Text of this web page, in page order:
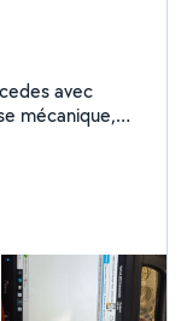
avec
mécanique,
en ligne. »